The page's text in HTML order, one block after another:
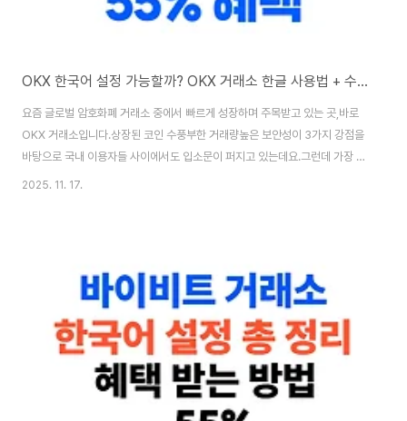
OKX 한국어 설정 가능할까? OKX 거래소 한글 사용법 + 수수료 55% 페이백 받는 법
요즘 글로벌 암호화폐 거래소 중에서 빠르게 성장하며 주목받고 있는 곳,바로
OKX 거래소입니다.상장된 코인 수풍부한 거래량높은 보안성이 3가지 강점을
바탕으로 국내 이용자들 사이에서도 입소문이 퍼지고 있는데요.그런데 가장 자
주 듣는 질문이 있습니다.🔍 “OKX 한국어 지원 되나요?”🔍 “OKX 한글 설정
영어 UI 유지거래 기능✅ 지원언어 설정과 관계없이 모든 기능 사용 가능📌 정
2025. 11. 17.